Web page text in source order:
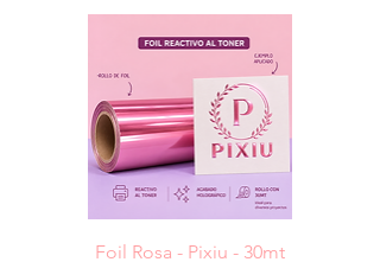
Foil Rosa - Pixiu - 30mt